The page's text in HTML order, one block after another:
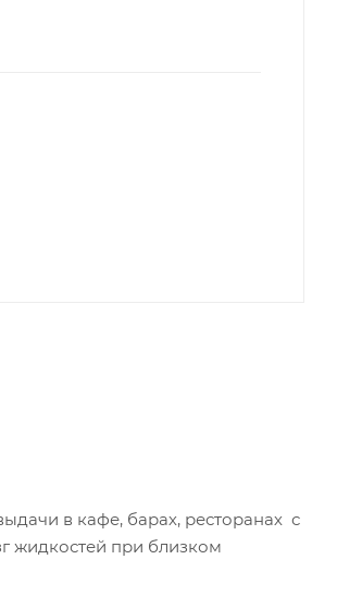
в кафе, барах, ресторанах с
жидкостей при близком